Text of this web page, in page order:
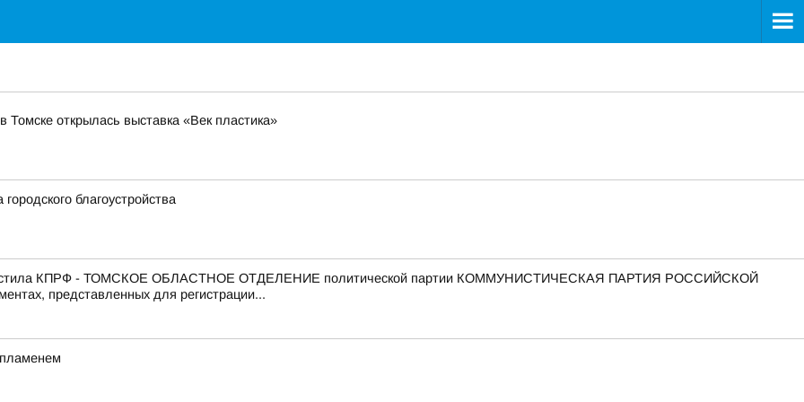
открылась выставка «Век пластика»
благоустройства
КПРФ - ТОМСКОЕ ОБЛАСТНОЕ ОТДЕЛЕНИЕ политической партии КОММУНИСТИЧЕСКАЯ ПАРТИЯ РОССИЙСКОЙ
представленных для регистрации...